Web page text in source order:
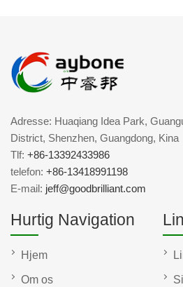
Adresse: Huaqiang Idea Park,
District, Shenzhen, Guangdong, Kina
Tlf: +86-13392433986
telefon: +86-13418991198
E-mail: jeff@goodbrilliant.com
Hurtig Navigation
Hjem
Om os